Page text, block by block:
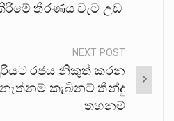
තීරණය වැට උඩ
NEXT POST
රජය නිකුත් කරන
කැබිනට් තීන්දු
තහනම්